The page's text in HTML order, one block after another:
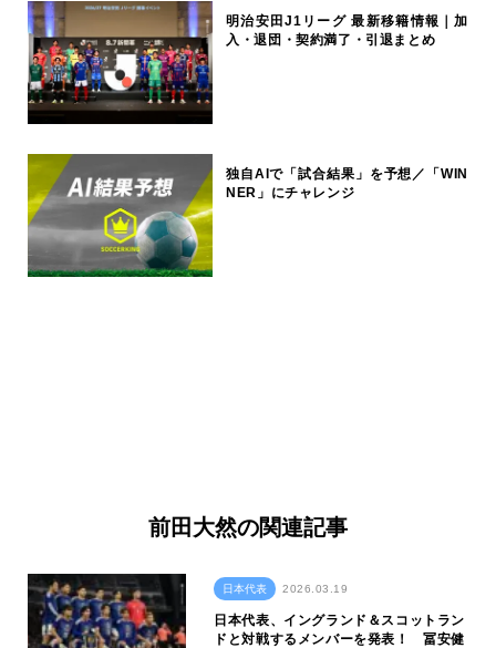
明治安田J1リーグ 最新移籍情報｜加
入・退団・契約満了・引退まとめ
独自AIで「試合結果」を予想／「WIN
NER」にチャレンジ
前田大然の関連記事
日本代表 2026.03.19
日本代表、イングランド＆スコットラン
ドと対戦するメンバーを発表！ 冨安健